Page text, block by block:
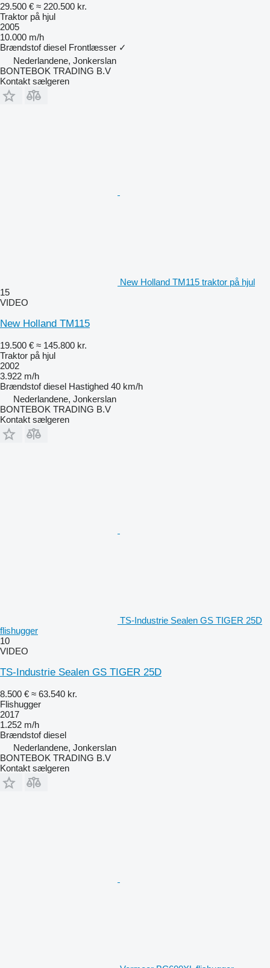
29.500 € ≈ 220.500 kr.
Traktor på hjul
2005
10.000 m/h
Brændstof diesel Frontlæsser ✓
Nederlandene, Jonkerslan
BONTEBOK TRADING B.V
Kontakt sælgeren
New Holland TM115 traktor på hjul
15
VIDEO
New Holland TM115
19.500 € ≈ 145.800 kr.
Traktor på hjul
2002
3.922 m/h
Brændstof diesel Hastighed 40 km/h
Nederlandene, Jonkerslan
BONTEBOK TRADING B.V
Kontakt sælgeren
TS-Industrie Sealen GS TIGER 25D
flishugger
10
VIDEO
TS-Industrie Sealen GS TIGER 25D
8.500 € ≈ 63.540 kr.
Flishugger
2017
1.252 m/h
Brændstof diesel
Nederlandene, Jonkerslan
BONTEBOK TRADING B.V
Kontakt sælgeren